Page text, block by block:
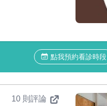
點我預約看診時段
10 則評論